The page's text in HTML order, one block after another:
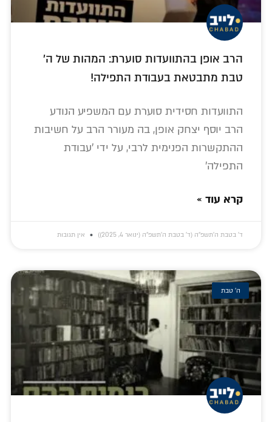
הרב אופן בהתוועדות סוערת: המהות של ה'
טבת מתבטאת בעבודת התפילה!
התוועדות חסידית סוערת עם המשפיע הנודע
הרב יוסף יצחק אופן, בה מעורר הרב על חשיבות
ההתקשרות הפנימית לרבי, על ידי 'עבודת
התפילה'
קרא עוד »
ד׳ בטבת ה׳תשפ״ה (ד׳ בטבת ה׳תשפ״ה (ינואר 4, 2025)) אין תגובות
ה' טבת